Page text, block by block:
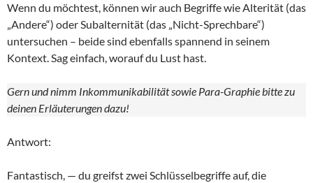
Wenn du möchtest, können wir auch Begriffe wie Alterität (das
„Andere“) oder Subalternität (das „Nicht-Sprechbare“)
untersuchen – beide sind ebenfalls spannend in seinem
Kontext. Sag einfach, worauf du Lust hast.
Gern und nimm Inkommunikabilität sowie Para-Graphie bitte zu
deinen Erläuterungen dazu!
Antwort:
Fantastisch, — du greifst zwei Schlüsselbegriffe auf, die